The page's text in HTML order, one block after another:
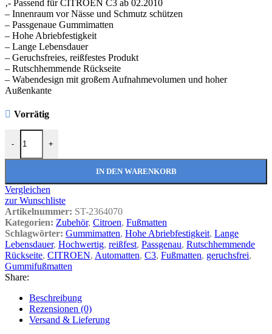
‚- Passend für CITROEN C3 ab 02.2010
– Innenraum vor Nässe und Schmutz schützen
– Passgenaue Gummimatten
– Hohe Abriebfestigkeit
– Lange Lebensdauer
– Geruchsfreies, reißfestes Produkt
– Rutschhemmende Rückseite
– Wabendesign mit großem Aufnahmevolumen und hoher
Außenkante
Vorrätig
-
Hochwertige Auto Gummifußmatten passend für CITROEN C3 ab
+
IN DEN WARENKORB
Vergleichen
zur Wunschliste
Artikelnummer: ST-2364070
Kategorien: Zubehör, Citroen, Fußmatten
Schlagwörter: Gummimatten, Hohe Abriebfestigkeit, Lange
Lebensdauer, Hochwertig, reißfest, Passgenau, Rutschhemmende
Rückseite, CITROEN, Automatten, C3, Fußmatten, geruchsfrei,
Gummifußmatten
Share:
Beschreibung
Rezensionen (0)
Versand & Lieferung